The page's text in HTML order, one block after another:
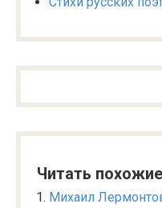
Читать
Михаил